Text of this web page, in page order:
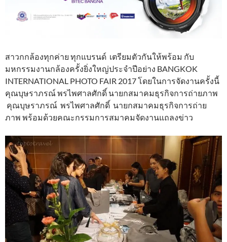
สาวกกล้องทุกค่าย ทุกแบรนด์ เตรียมตัวกันให้พร้อม กับ
มหกรรมงานกล้องครั้งยิ่งใหญ่ประจำปีอย่าง BANGKOK
INTERNATIONAL PHOTO FAIR 2017 โดยในการจัดงานครั้งนี้
คุณบุษราภรณ์ พรไพศาลศักดิ์ นายกสมาคมธุรกิจการถ่ายภาพ
คุณบุษราภรณ์ พรไพศาลศักดิ์ นายกสมาคมธุรกิจการถ่าย
ภาพ พร้อมด้วยคณะกรรมการสมาคมจัดงานแถลงข่าว